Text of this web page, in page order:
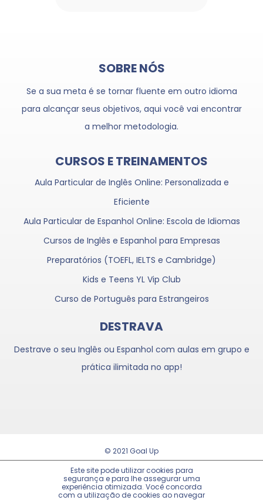
SOBRE NÓS
Se a sua meta é se tornar fluente em outro idioma
para alcançar seus objetivos, aqui você vai encontrar
a melhor metodologia.
CURSOS E TREINAMENTOS
Aula Particular de Inglês Online: Personalizada e
Eficiente
Aula Particular de Espanhol Online: Escola de Idiomas
Cursos de Inglês e Espanhol para Empresas
Preparatórios (TOEFL, IELTS e Cambridge)
Kids e Teens YL Vip Club
Curso de Português para Estrangeiros
DESTRAVA
Destrave o seu Inglês ou Espanhol com aulas em grupo e
prática ilimitada no app!
© 2021 Goal Up
Trabalhe Conosco
Política de Privacidade
Este site pode utilizar cookies para
segurança e para lhe assegurar uma
experiência otimizada. Você concorda
com a utilização de cookies ao navegar